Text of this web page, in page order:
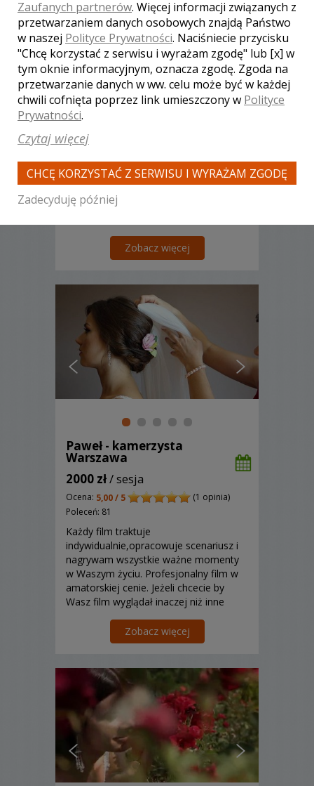
Ruslan - kamerzysta
Warszawa
6500 zł/ sesja
Ocena:
Doskonale zdajemy sobie sprawę, że
proste rozwiązania są najczęściej
najlepsze. W ten ważny dla Was dzień
czuli się swobodnie i naturalnie. Wydaje
dla nas, byście po wielu latach, podczas
oglądania filmu z tego ważnego dnia, z
Zobacz więcej
Paweł - kamerzysta
Warszawa
2000 zł/ sesja
Ocena: 5,00 / 5
(1 opinia)
Poleceń: 81
Każdy film traktuje
indywidualnie,opracowuje scenariusz i
nagrywam wszystkie ważne momenty
w Waszym życiu. Profesjonalny film w
amatorskiej cenie. Jeżeli chcecie by
Wasz film wyglądał inaczej niż inne
Zobacz więcej
Zaufanych partnerów. Więcej informacji związanych z
przetwarzaniem danych osobowych znajdą Państwo
w naszej Polityce Prywatności. Naciśniecie przycisku
"Chcę korzystać z serwisu i wyrażam zgodę" lub [x] w
tym oknie informacyjnym, oznacza zgodę. Zgoda na
przetwarzanie danych w ww. celu może być w każdej
chwili cofnięta poprzez link umieszczony w Polityce
Prywatności.
Czytaj więcej
CHCĘ KORZYSTAĆ Z SERWISU I WYRAŻAM ZGODĘ
Zadecyduję później